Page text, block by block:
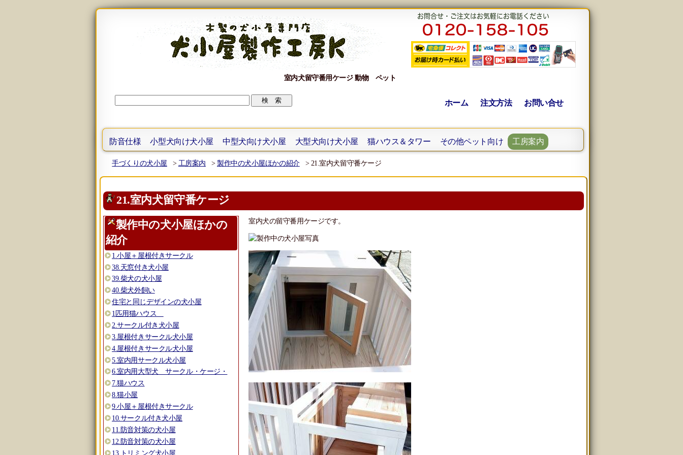
室内犬留守番用ケージ 動物 ペット
ホーム 注文方法 お問い合せ
防音仕様 小型犬向け犬小屋 中型犬向け犬小屋 大型犬向け犬小屋 猫ハウス＆タワー その他ペット向け 工房案内
手づくりの犬小屋 >工房案内 >製作中の犬小屋ほかの紹介 > 21.室内犬留守番ケージ
21.室内犬留守番ケージ
室内犬の留守番用ケージです。
製作中の犬小屋ほかの
紹介
1.小屋＋屋根付きサークル
38.天窓付き犬小屋
39.柴犬の犬小屋
40.柴犬外飼い
住宅と同じデザインの犬小屋
1匹用猫ハウス
2.サークル付き犬小屋
3.屋根付きサークル犬小屋
4.屋根付きサークル犬小屋
5.室内用サークル犬小屋
6.室内用大型犬 サークル・ケージ・
7.猫ハウス
8.猫小屋
9.小屋＋屋根付きサークル
10.サークル付き犬小屋
11.防音対策の犬小屋
12.防音対策の犬小屋
13.トリミング犬小屋